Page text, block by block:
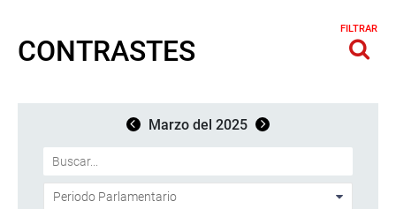
CONTRASTES
FILTRAR
Marzo del 2025